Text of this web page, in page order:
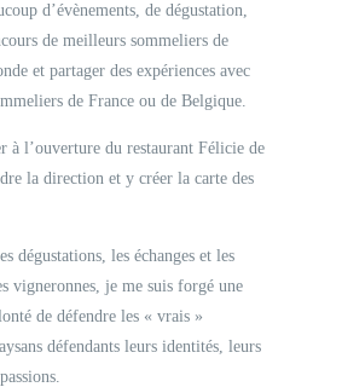
d’évènements, de dégustation,
de meilleurs sommeliers de
et partager des expériences avec
de France ou de Belgique.
à l’ouverture du restaurant Félicie de
la direction et y créer la carte des
dégustations, les échanges et les
vigneronnes, je me suis forgé une
de défendre les « vrais »
défendants leurs identités, leurs